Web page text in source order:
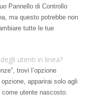
Pannello di Controllo
ma questo potrebbe non
tutte le tue
utenti in linea?
trovi l’opzione
apparirai solo agli
utente nascosto.